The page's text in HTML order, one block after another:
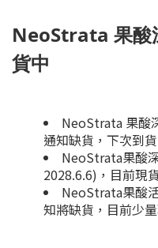
NeoStrata 果酸
貨中
NeoStrata 果酸
通知缺貨，下次到
NeoStrata果酸
2028.6.6)，目前現
NeoStrata果酸
知將缺貨，目前少